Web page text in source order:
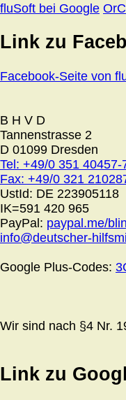
fluSoft bei Google
Link zu
Facebook-Seite von
B H V D
Tannenstrasse 2
D 01099 Dresden
Tel: +49/0 351 40457-
Fax: +49/0 321
UstId: DE 223905118
IK=591 420 965
PayPal: paypal.me/
info@deutscher-
Google Plus-Codes:
Wir sind nach §4 Nr.
Link zu